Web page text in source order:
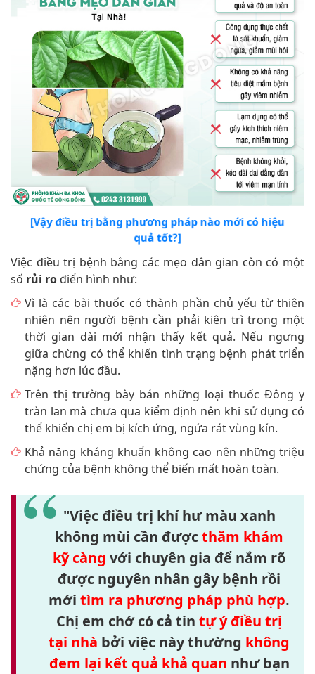
[Vậy điều trị bằng phương pháp nào mới có hiệu
quả tốt?]
Việc điều trị bệnh bằng các mẹo dân gian còn có một
số rủi ro điển hình như:
Vì là các bài thuốc có thành phần chủ yếu từ thiên
nhiên nên người bệnh cần phải kiên trì trong một
thời gian dài mới nhận thấy kết quả. Nếu ngưng
giữa chừng có thể khiến tình trạng bệnh phát triển
nặng hơn lúc đầu.
Trên thị trường bày bán những loại thuốc Đông y
tràn lan mà chưa qua kiểm định nên khi sử dụng có
thể khiến chị em bị kích ứng, ngứa rát vùng kín.
Khả năng kháng khuẩn không cao nên những triệu
chứng của bệnh không thể biến mất hoàn toàn.
"Việc điều trị khí hư màu xanh
không mùi cần đượcthăm khám
kỹ càng với chuyên gia để nắm rõ
được nguyên nhân gây bệnh rồi
mới tìm ra phương pháp phù hợp.
Chị em chớ có cả tin tự ý điều trị
tại nhà bởi việc này thường không
đem lại kết quả khả quan như bạn